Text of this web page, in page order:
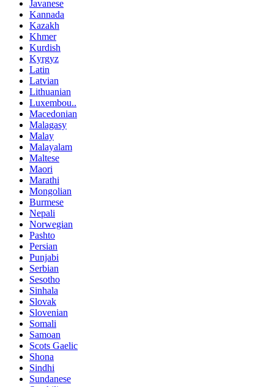
Javanese
Kannada
Kazakh
Khmer
Kurdish
Kyrgyz
Latin
Latvian
Lithuanian
Luxembou..
Macedonian
Malagasy
Malay
Malayalam
Maltese
Maori
Marathi
Mongolian
Burmese
Nepali
Norwegian
Pashto
Persian
Punjabi
Serbian
Sesotho
Sinhala
Slovak
Slovenian
Somali
Samoan
Scots Gaelic
Shona
Sindhi
Sundanese